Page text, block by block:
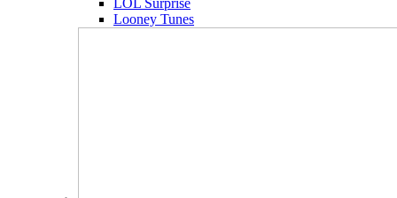
LOL Surprise
Looney Tunes